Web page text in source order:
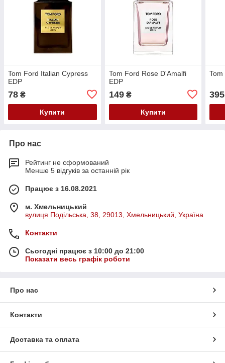
Tom Ford Italian Cypress
EDP
78 ₴
Купити
Tom Ford Rose D'Amalfi
EDP
149₴
Купити
395
Про нас
Рейтинг не сформований
Менше 5 відгуків за останній рік
Працює з 16.08.2021
м. Хмельницький
вулиця Подільська, 38, 29013, Хмельницький, Україна
Контакти
Сьогодні працює з 10:00 до 21:00
Показати весь графік роботи
Про нас
Контакти
Доставка та оплата